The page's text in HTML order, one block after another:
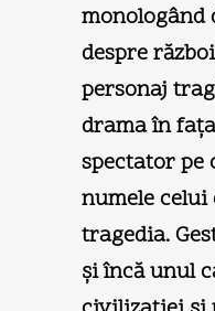
monologând
despre
personaj
drama în
spectator pe
numele
tragedia.
şi încă unul